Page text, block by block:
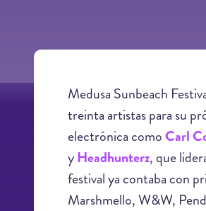
Medusa Sunbeach
treinta artistas para su
electrónica comoCarl
yHeadhunterz, que
festival ya contaba con
Marshmello, W&W,